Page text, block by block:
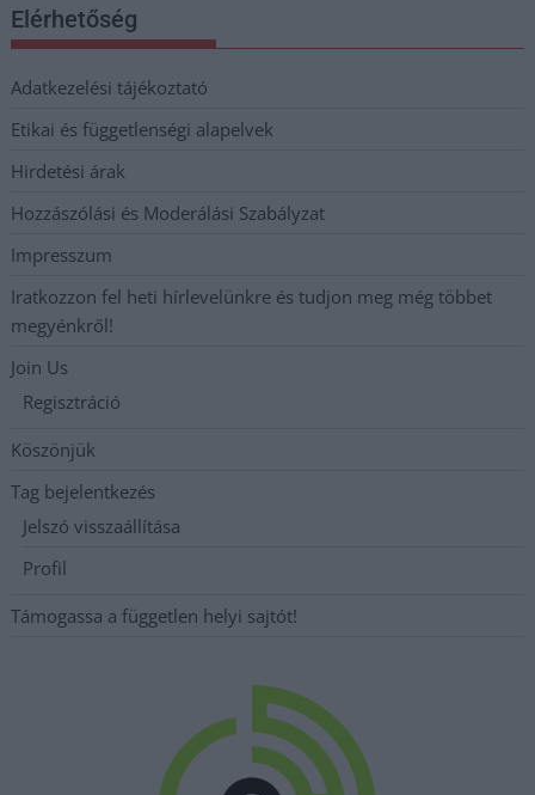
Elérhetőség
Adatkezelési tájékoztató
Etikai és függetlenségi alapelvek
Hirdetési árak
Hozzászólási és Moderálási Szabályzat
Impresszum
Iratkozzon fel heti hírlevelünkre és tudjon meg még többet
megyénkről!
Join Us
Regisztráció
Köszönjük
Tag bejelentkezés
Jelszó visszaállítása
Profil
Támogassa a független helyi sajtót!